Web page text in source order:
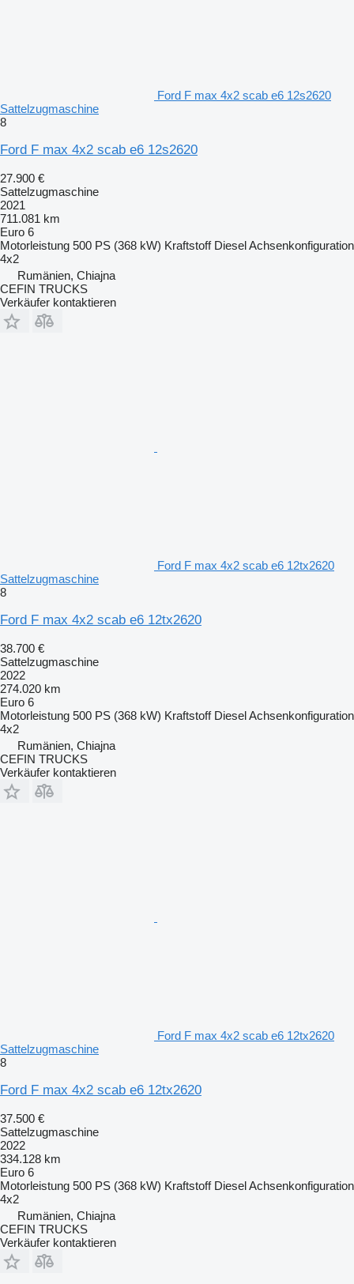
Ford F max 4x2 scab e6 12s2620
Sattelzugmaschine
8
Ford F max 4x2 scab e6 12s2620
27.900 €
Sattelzugmaschine
2021
711.081 km
Euro 6
Motorleistung 500 PS (368 kW) Kraftstoff DieselAchsenkonfiguration
4x2
Rumänien, Chiajna
CEFIN TRUCKS
Verkäufer kontaktieren
Ford F max 4x2 scab e6 12tx2620
Sattelzugmaschine
8
Ford F max 4x2 scab e6 12tx2620
38.700 €
Sattelzugmaschine
2022
274.020 km
Euro 6
Motorleistung 500 PS (368 kW) Kraftstoff DieselAchsenkonfiguration
4x2
Rumänien, Chiajna
CEFIN TRUCKS
Verkäufer kontaktieren
Ford F max 4x2 scab e6 12tx2620
Sattelzugmaschine
8
Ford F max 4x2 scab e6 12tx2620
37.500 €
Sattelzugmaschine
2022
334.128 km
Euro 6
Motorleistung 500 PS (368 kW) Kraftstoff DieselAchsenkonfiguration
4x2
Rumänien, Chiajna
CEFIN TRUCKS
Verkäufer kontaktieren